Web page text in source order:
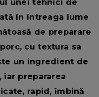
unei tehnici de
în întreaga lume
de preparare
cu textura sa
un ingredient de
iar prepararea
rapid, îmbină